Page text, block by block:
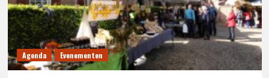
Agenda Evenementen